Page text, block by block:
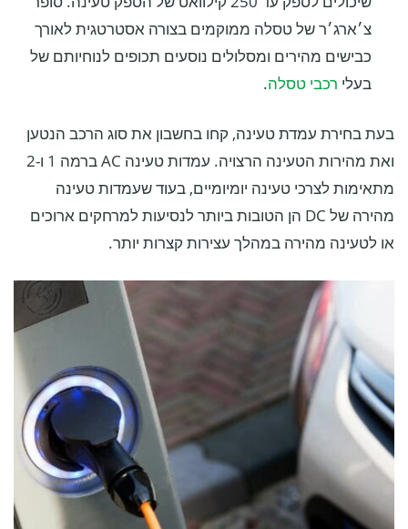
צ׳ארג׳ר של טסלה ממוקמים בצורה אסטרטגית לאורך
כבישים מהירים ומסלולים נוסעים תכופים לנוחיותם של
בעלי רכבי טסלה.
בעת בחירת עמדת טעינה, קחו בחשבון את סוג הרכב הנטען
ואת מהירות הטעינה הרצויה. עמדות טעינה AC ברמה 1 ו-2
מתאימות לצרכי טעינה יומיומיים, בעוד שעמדות טעינה
מהירה של DC הן הטובות ביותר לנסיעות למרחקים ארוכים
או לטעינה מהירה במהלך עצירות קצרות יותר.